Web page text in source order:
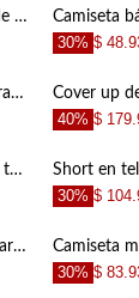
Camiseta básica estampada de ajuste relajado para hombre
30% $
Camiseta con drappeado morada para mujer
40% $
Vestido largo estampado con textura ligera para mujer con acabado suave
30% $
Camiseta estampada crudo para hombre
30% $